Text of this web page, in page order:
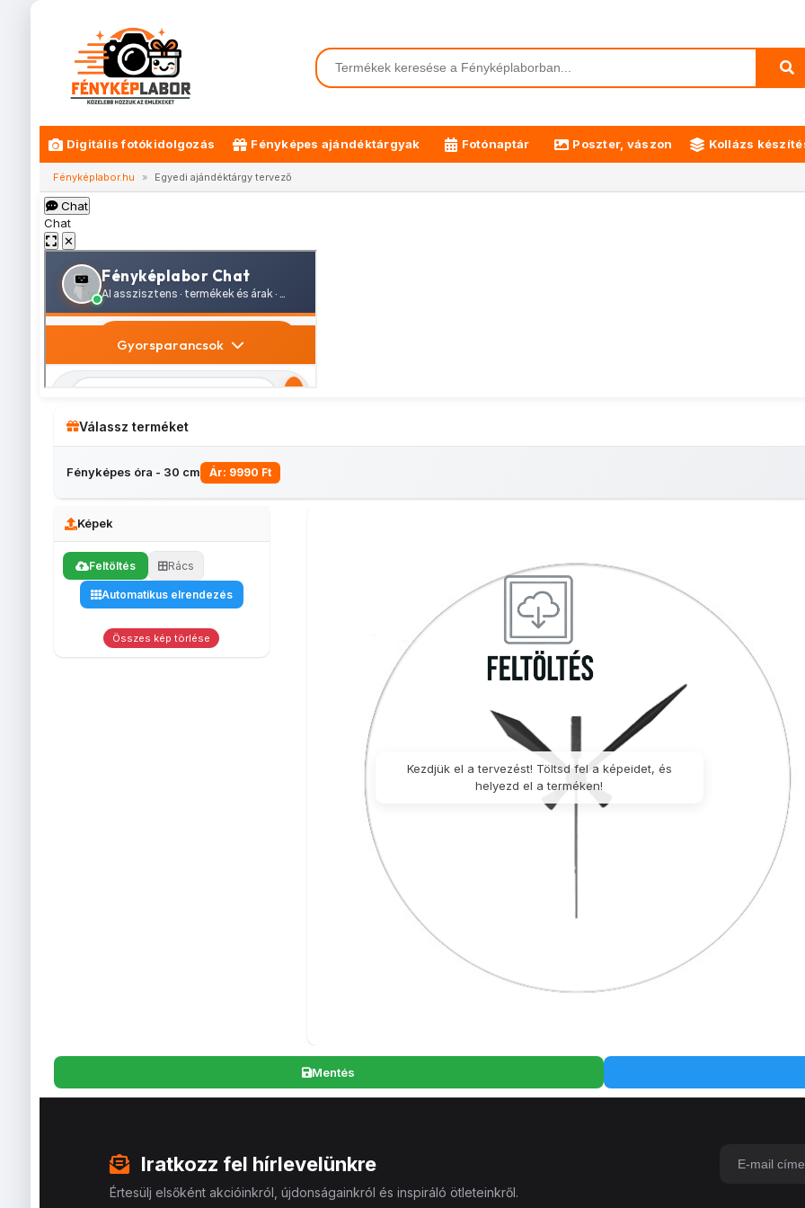
Digitális fotókidolgozás Fényképes ajándéktárgyak Fotónaptár Poszter, vászon Kollázs
Fényképlabor.hu » Egyedi ajándéktárgy tervező
Chat
Chat
✕
Válassz terméket
Fényképes óra - 30 cm Ár: 9990 Ft
Fényképes
Bögrék
Fényképes
egérpadok
Fényképes
lábtörlő
Fényképes
Poháralátét
fényképes
jegyzetfüzet
Borosüveg
törlőkendő
15x18cm
Képek
Feltöltés Rács
Automatikus elrendezés
Összes kép törlése
Kezdjük el a tervezést! Töltsd fel a képeidet, és
helyezd el a terméken!
Mentés
Iratkozz fel hírlevelünkre
Értesülj elsőként akcióinkról, újdonságainkról és inspiráló ötleteinkről.